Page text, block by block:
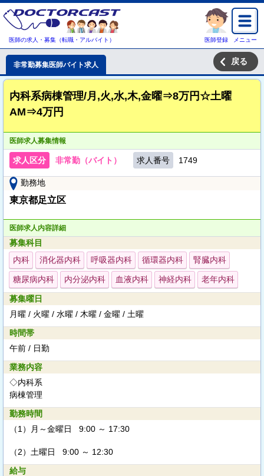
医師の求人・募集（転職・アルバイト） 医師登録 メニュー
非常勤募集医師バイト求人 戻る
内科系病棟管理/月,火,水,木,金曜⇒8万円☆土曜
AM⇒4万円
医師求人募集情報
求人区分 非常勤（バイト） 求人番号 1749
勤務地
東京都足立区
医師求人内容詳細
募集科目
内科
消化器内科 呼吸器内科 循環器内科 腎臓内科
糖尿病内科 内分泌内科 血液内科 神経内科 老年内科
募集曜日
月曜 / 火曜 / 水曜 / 木曜 / 金曜 / 土曜
時間帯
午前 / 日勤
業務内容
◇内科系
病棟管理
勤務時間
（1）
月～金曜日 9:00 ～ 17:30
（2） 土曜日 9:00 ～ 12:30
給与